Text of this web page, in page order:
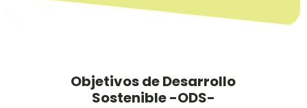
Objetivos de Desarrollo
Sostenible -ODS-